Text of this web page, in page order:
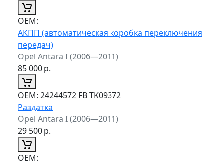
ОЕМ:
АКПП (автоматическая коробка переключения
передач)
Opel Antara I (2006—2011)
85 000р.
ОЕМ: 24244572 FB TK09372
Раздатка
Opel Antara I (2006—2011)
29 500р.
ОЕМ: